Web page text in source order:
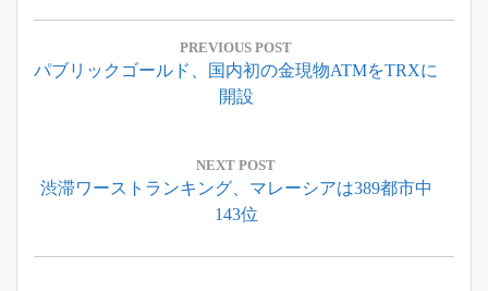
投
ナ
シ
ン
PREVIOUS POST
Previous
パブリックゴールド、国内初の金現物ATMをTRXに
開設
NEXT POST
Next
渋滞ワーストランキング、マレーシアは389都市中
143位